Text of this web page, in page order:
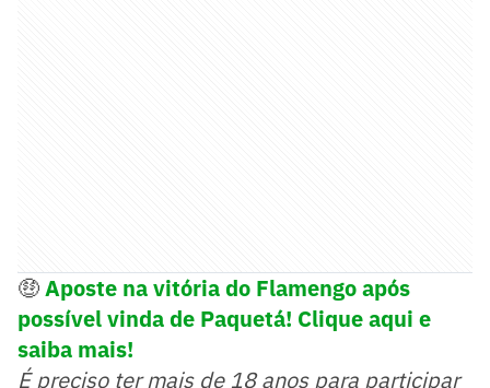
🤑Aposte na vitória do Flamengo após
possível vinda de Paquetá! Clique aqui e
saiba mais!
É preciso ter mais de 18 anos para participar